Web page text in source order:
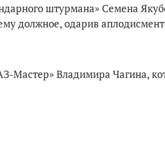
штурмана» Семена
должное, одарив
Мастер» Владимира Чагина,